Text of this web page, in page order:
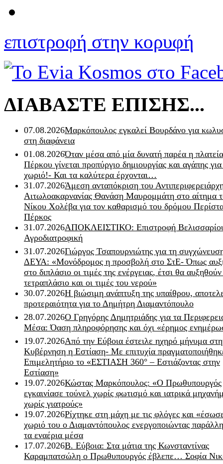
επιστροφή στην κορυφή
ΔΙΑΒΑΣΤΕ ΕΠΙΣΗΣ...
07.08.2026Μαρκόπουλος εγκαλεί Βουρδάνο για
στη διαφάνεια
01.08.2026Όταν μέσα από μία δυνατή παρέα η
Πέρκου γίνεται προπύργιο δημιουργίας και αγάπης
χωριό!- Και τα καλύτερα έρχονται…
31.07.2026Άμεση ανταπόκριση του
Αιτωλοακαρνανίας Θανάση Μαυρομμάτη στο αίτημα
Νίκου Χολέβα για τον καθαρισμό του δρόμου
Πέρκος
31.07.2026ΑΠΟΚΛΕΙΣΤΙΚΟ: Επιστροφή
Αγροδιατροφική
31.07.2026Γιώργος Τσαπουρνιώτης για τη
ΔΕΥΑ: «Μονόδρομος η προσβολή στο ΣτΕ- Όπως
στο διπλάσιο οι τιμές της ενέργειας, έτσι θα
τετραπλάσιο και οι τιμές του νερού»
30.07.2026Η βιώσιμη ανάπτυξη της υπαίθρου,
προτεραιότητα για το Δημήτρη Διαμαντόπουλο
28.07.2026Ο Γρηγόρης Δημητριάδης για τα
Μέσα: Όαση πληροφόρησης και όχι «έρημος
19.07.2026Από την Εύβοια έστειλε ηχηρό μήνυμα
Κυβέρνηση η Εστίαση- Με επιτυχία
Επιμελητήριο το «ΕΣΤΙΑΣΗ 360° – Εστιάζοντας στην
Εστίαση»
19.07.2026Κώστας Μαρκόπουλος: «Ο Πρωθυπουργός
εγκαινίασε τούνελ χωρίς φωτισμό και ιατρικά
χωρίς γιατρούς»
19.07.2026Ρίχτηκε στη μάχη με τις φλόγες και
χωριό του ο Διαμαντόπουλος ενεργοποιώντας
τα εναέρια μέσα
17.07.2026Β. Εύβοια: Στα μάτια της Κωνσταντίνας
Καραμπατσώλη ο Πρωθυπουργός έβλεπε… Σοφία